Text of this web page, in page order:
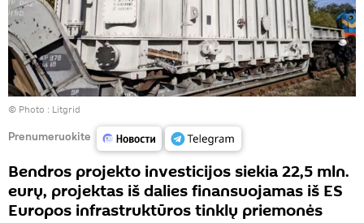
© Photo : Litgrid
Prenumeruokite
Bendros projekto investicijos siekia 22,5 mln.
eurų, projektas iš dalies finansuojamas iš ES
Europos infrastruktūros tinklų priemonės